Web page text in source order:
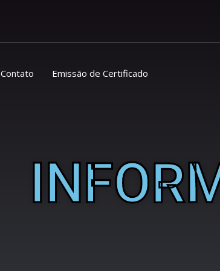
Contato Emissão de Certificado